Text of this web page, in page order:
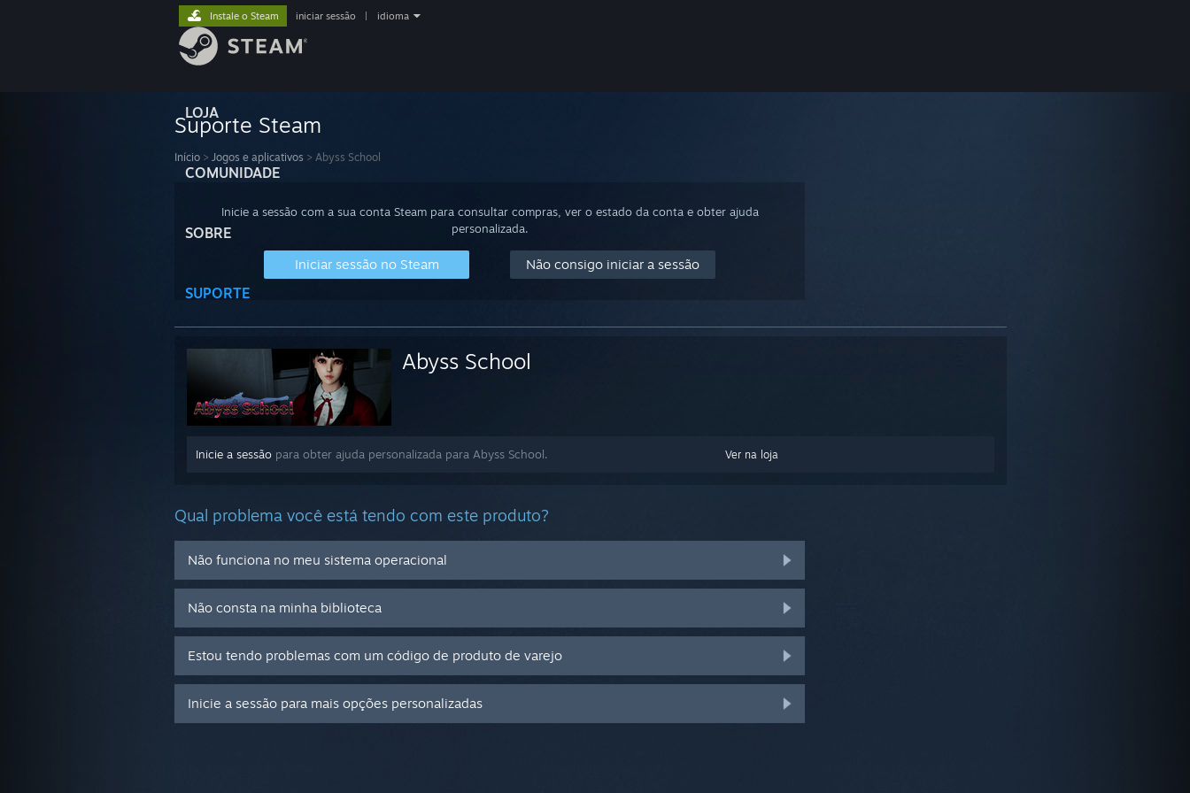
LOJA
COMUNIDADE
SOBRE
SUPORTE
Instale o Steam iniciar sessão idioma
Suporte Steam
Início > Jogos e aplicativos > Abyss School
Inicie a sessão com a sua conta Steam para consultar compras, ver o estado da conta e obter ajuda
personalizada.
Iniciar sessão no Steam Não consigo iniciar a sessão
Abyss School
Ver na loja
Inicie a sessão para obter ajuda personalizada para Abyss School.
Qual problema você está tendo com este produto?
Não funciona no meu sistema operacional
Não consta na minha biblioteca
Estou tendo problemas com um código de produto de varejo
Inicie a sessão para mais opções personalizadas